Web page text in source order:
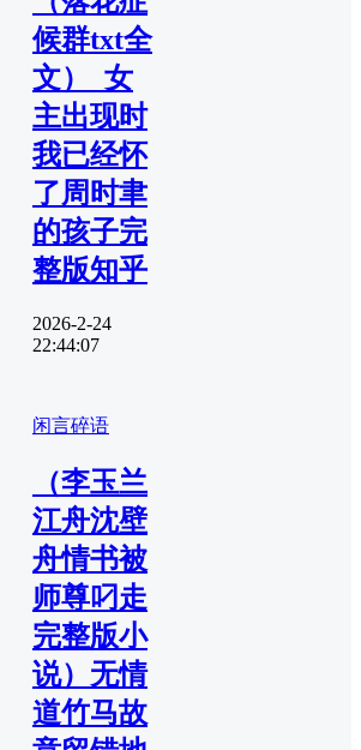
候群txt全
文）_女
主出现时
我已经怀
了周时聿
的孩子完
整版知乎
2026-2-24
22:44:07
闲言碎语
（李玉兰
江舟沈壁
舟情书被
师尊叼走
完整版小
说）无情
道竹马故